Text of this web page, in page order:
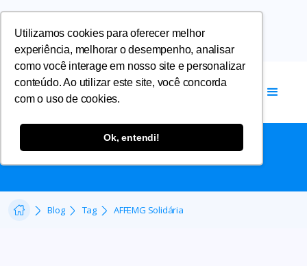
Utilizamos cookies para oferecer melhor
experiência, melhorar o desempenho, analisar
como você interage em nosso site e personalizar
conteúdo. Ao utilizar este site, você concorda
com o uso de cookies.
Ok, entendi!
AFFEMG SOLIDÁRIA
Blog Tag AFFEMG Solidária